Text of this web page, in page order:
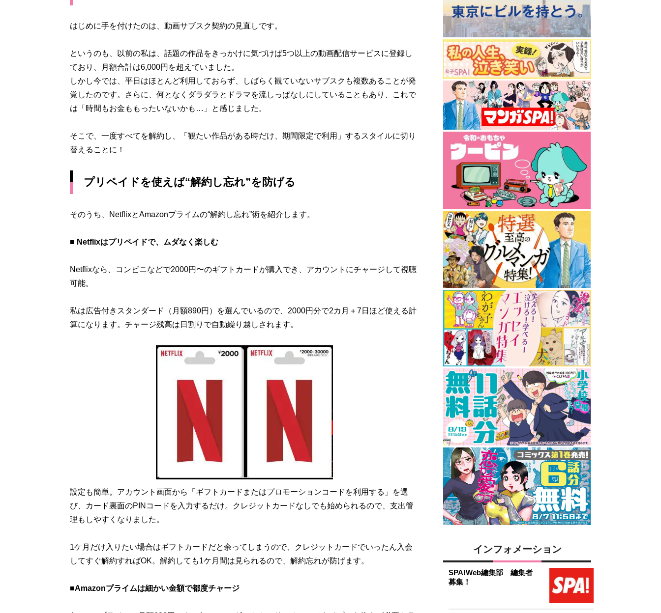
はじめに手を付けたのは、動画サブスク契約の見直しです。
というのも、以前の私は、話題の作品をきっかけに気づけば5つ以上の動画配信サービスに登録し
ており、月額合計は6,000円を超えていました。
しかし今では、平日はほとんど利用しておらず、しばらく観ていないサブスクも複数あることが発
覚したのです。さらに、何となくダラダラとドラマを流しっぱなしにしていることもあり、これで
は「時間もお金ももったいないかも…」と感じました。
そこで、一度すべてを解約し、「観たい作品がある時だけ、期間限定で利用」するスタイルに切り
替えることに！
プリペイドを使えば“解約し忘れ”を防げる
そのうち、NetflixとAmazonプライムの“解約し忘れ”術を紹介します。
■ Netflixはプリペイドで、ムダなく楽しむ
Netflixなら、コンビニなどで2000円〜のギフトカードが購入でき、アカウントにチャージして視聴
可能。
私は広告付きスタンダード（月額890円）を選んでいるので、2000円分で2カ月＋7日ほど使える計
算になります。チャージ残高は日割りで自動繰り越しされます。
設定も簡単。アカウント画面から「ギフトカードまたはプロモーションコードを利用する」を選
び、カード裏面のPINコードを入力するだけ。クレジットカードなしでも始められるので、支出管
理もしやすくなりました。
1ケ月だけ入りたい場合はギフトカードだと余ってしまうので、クレジットカードでいったん入会
してすぐ解約すればOK。解約しても1ケ月間は見られるので、解約忘れが防げます。
■Amazonプライムは細かい金額で都度チャージ
インフォメーション
SPA!Web編集部 編集者
募集！